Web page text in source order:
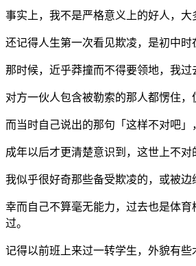
事实上，我不是严格意义上的好人，
还记得人生第一次看见欺凌，是初中
那时候，近乎莽撞而不得要领地，我
对方一伙人包含被勒索的那人都愣住，
而当时自己说出的那句「这样不对吧」
成年以后才更清楚意识到，这世上不对
我似乎很好奇那些备受欺凌的，或被边
幸而自己不算毫无能力，过去也是体
过。
记得以前班上来过一转学生，外貌有